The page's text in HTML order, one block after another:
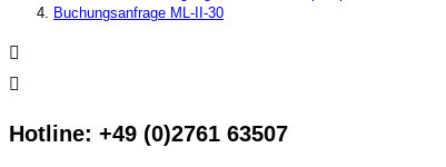
Buchungsanfrage ML-II-30
Hotline: +49 (0)2761 63507